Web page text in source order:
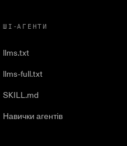
ШІ-АГЕНТИ
llms.txt
llms-full.txt
SKILL.md
Навички агентів